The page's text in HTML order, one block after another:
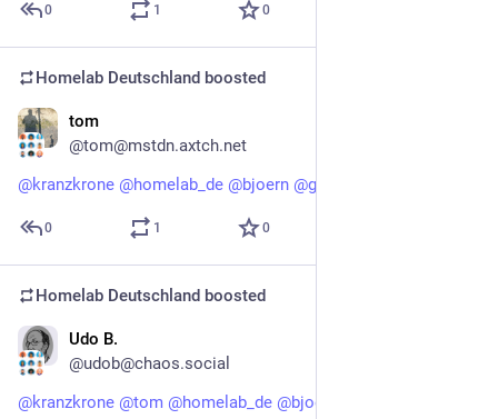
0 1 0
Homelab Deutschland boosted
tom
@tom@mstdn.axtch.net
@kranzkrone @homelab_de @bjoern @grimr
0 1 0
Homelab Deutschland boosted
Udo B.
@udob@chaos.social
@kranzkrone @tom @homelab_de @bjoern